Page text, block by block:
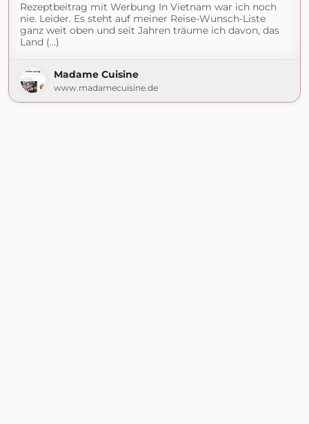
Rezeptbeitrag mit Werbung In Vietnam war ich noch
nie. Leider. Es steht auf meiner Reise-Wunsch-Liste
ganz weit oben und seit Jahren träume ich davon, das
Land (...)
Madame Cuisine
www.madamecuisine.de